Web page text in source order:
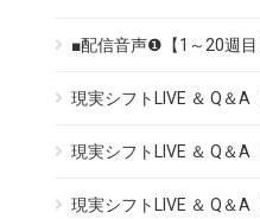
■配信音声❶【1～20週目
現実シフトLIVE ＆ Q＆A
現実シフトLIVE ＆ Q＆A
現実シフトLIVE ＆ Q＆A